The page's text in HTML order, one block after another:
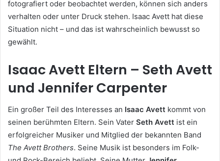
fotografiert oder beobachtet werden, können sich anders
verhalten oder unter Druck stehen. Isaac Avett hat diese
Situation nicht – und das ist wahrscheinlich bewusst so
gewählt.
Isaac Avett Eltern – Seth Avett
und Jennifer Carpenter
Ein großer Teil des Interesses an Isaac Avett kommt von
seinen berühmten Eltern. Sein Vater Seth Avett ist ein
erfolgreicher Musiker und Mitglied der bekannten Band
The Avett Brothers. Seine Musik ist besonders im Folk-